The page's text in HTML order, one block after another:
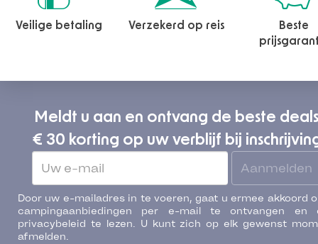
Veilige betaling Verzekerd op reis
Beste
Meldt u aan en ontvang de beste deals
€ 30 korting op uw verblijf bij
Aanmelden
Door uw e-mailadres in te voeren, gaat u ermee akkoord
campingaanbiedingen per e-mail te ontvangen en
privacybeleid te lezen. U kunt zich op elk gewenst
afmelden.